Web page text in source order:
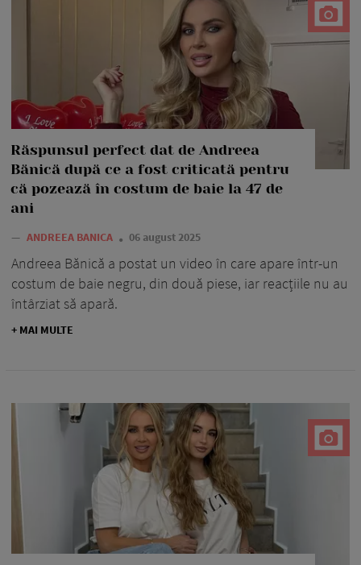
Răspunsul perfect dat de Andreea
Bănică după ce a fost criticată pentru
că pozează în costum de baie la 47 de
ani
— ANDREEA BANICA 06 august 2025
Andreea Bănică a postat un video în care apare într-un
costum de baie negru, din două piese, iar reacțiile nu au
întârziat să apară.
+ MAI MULTE